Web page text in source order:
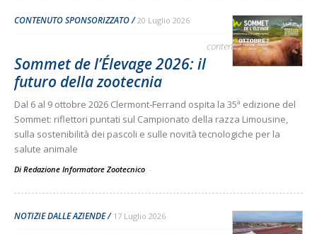
CONTENUTO SPONSORIZZATO 20 Luglio 2026
contenuto sponsorizzato
Sommet de l’Élevage 2026: il
futuro della zootecnia
Dal 6 al 9 ottobre 2026 Clermont-Ferrand ospita la 35ª edizione del
Sommet: riflettori puntati sul Campionato della razza Limousine,
sulla sostenibilità dei pascoli e sulle novità tecnologiche per la
salute animale
Di Redazione Informatore Zootecnico -
NOTIZIE DALLE AZIENDE 17 Luglio 2026